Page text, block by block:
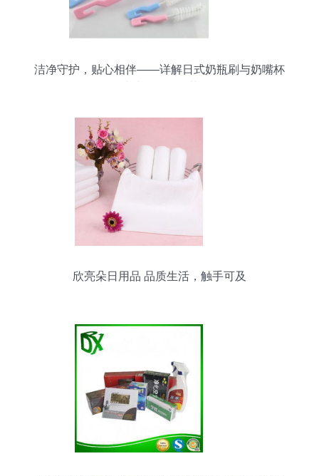
洁净守护，贴心相伴——详解日式奶瓶刷与奶嘴杯
欣亮朵日用品 品质生活，触手可及